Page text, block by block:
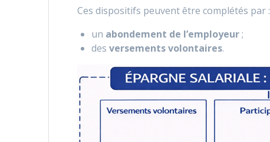
Ces dispositifs peuvent être complétés par :
un abondement de l’employeur;
desversements volontaires.